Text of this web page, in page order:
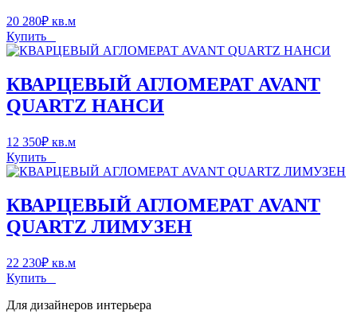
20 280₽ кв.м
Купить
КВАРЦЕВЫЙ АГЛОМЕРАТ AVANT
QUARTZ НАНСИ
12 350₽ кв.м
Купить
КВАРЦЕВЫЙ АГЛОМЕРАТ AVANT
QUARTZ ЛИМУЗЕН
22 230₽ кв.м
Купить
Для дизайнеров интерьера